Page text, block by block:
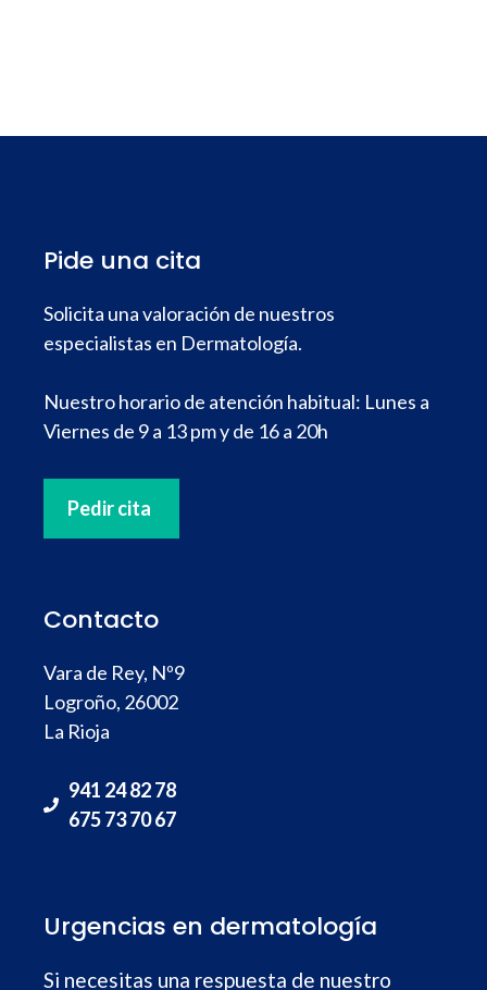
Pide una cita
Solicita una valoración de nuestros
especialistas en Dermatología.
Nuestro horario de atención habitual: Lunes a
Viernes de 9 a 13 pm y de 16 a 20h
Pedir cita
Contacto
Vara de Rey, Nº9
Logroño, 26002
La Rioja
941 24 82 78
675 73 70 67
Urgencias en dermatología
Si necesitas una respuesta de nuestro